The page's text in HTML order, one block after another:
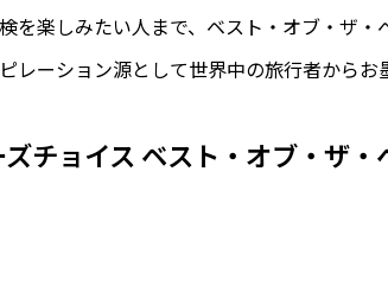
を楽しみたい人まで、ベスト・オブ・ザ・
レーション源として世界中の旅行者からお
チョイス ベスト・オブ・ザ・